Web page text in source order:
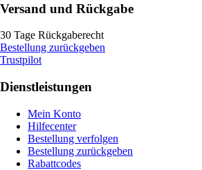
Versand und Rückgabe
30 Tage Rückgaberecht
Bestellung zurückgeben
Trustpilot
Dienstleistungen
Mein Konto
Hilfecenter
Bestellung verfolgen
Bestellung zurückgeben
Rabattcodes